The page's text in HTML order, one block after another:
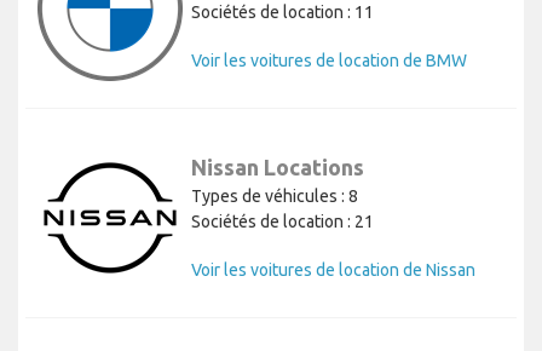
Sociétés de location : 11
Voir les voitures de location de BMW
Nissan Locations
Types de véhicules : 8
Sociétés de location : 21
Voir les voitures de location de Nissan